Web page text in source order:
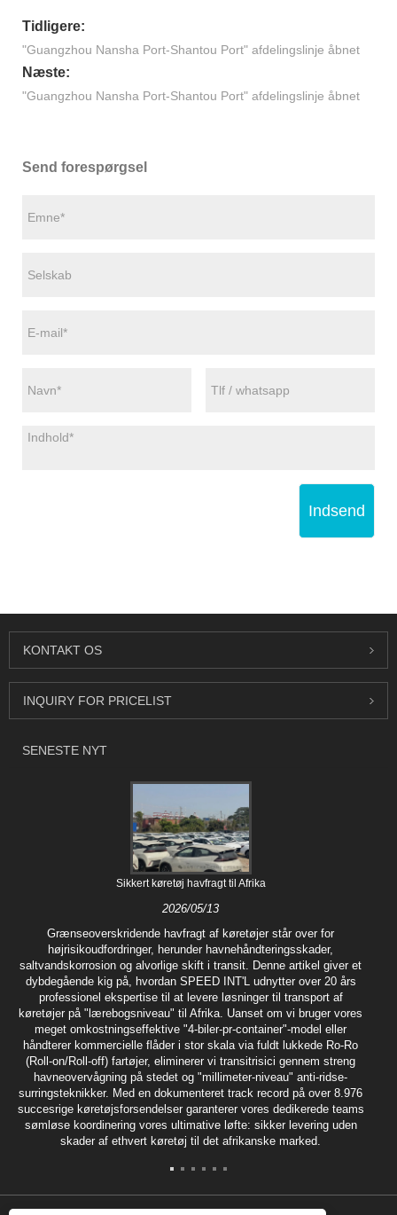
Tidligere:
"Guangzhou Nansha Port-Shantou Port" afdelingslinje åbnet
Næste:
"Guangzhou Nansha Port-Shantou Port" afdelingslinje åbnet
Send forespørgsel
Indsend
KONTAKT OS
INQUIRY FOR PRICELIST
SENESTE NYT
Sikkert køretøj havfragt til Afrika
2026/05/13
Grænseoverskridende havfragt af køretøjer står over for
højrisikoudfordringer, herunder havnehåndteringsskader,
saltvandskorrosion og alvorlige skift i transit. Denne artikel giver et
dybdegående kig på, hvordan SPEED INT'L udnytter over 20 års
professionel ekspertise til at levere løsninger til transport af
køretøjer på "lærebogsniveau" til Afrika. Uanset om vi bruger vores
meget omkostningseffektive "4-biler-pr-container"-model eller
håndterer kommercielle flåder i stor skala via fuldt lukkede Ro-Ro
(Roll-on/Roll-off) fartøjer, eliminerer vi transitrisici gennem streng
havneovervågning på stedet og "millimeter-niveau" anti-ridse-
surringsteknikker. Med en dokumenteret track record på over 8.976
succesrige køretøjsforsendelser garanterer vores dedikerede teams
sømløse koordinering vores ultimative løfte: sikker levering uden
skader af ethvert køretøj til det afrikanske marked.